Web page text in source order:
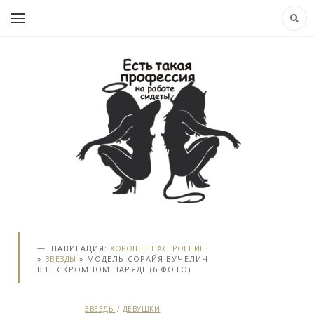
НАВИГАЦИЯ:ХОРОШЕЕ НАСТРОЕНИЕ.
»ЗВЕЗДЫ » МОДЕЛЬ СОРАЙЯ ВУЧЕЛИЧ
В НЕСКРОМНОМ НАРЯДЕ (6 ФОТО)
ЗВЕЗДЫ / ДЕВУШКИ